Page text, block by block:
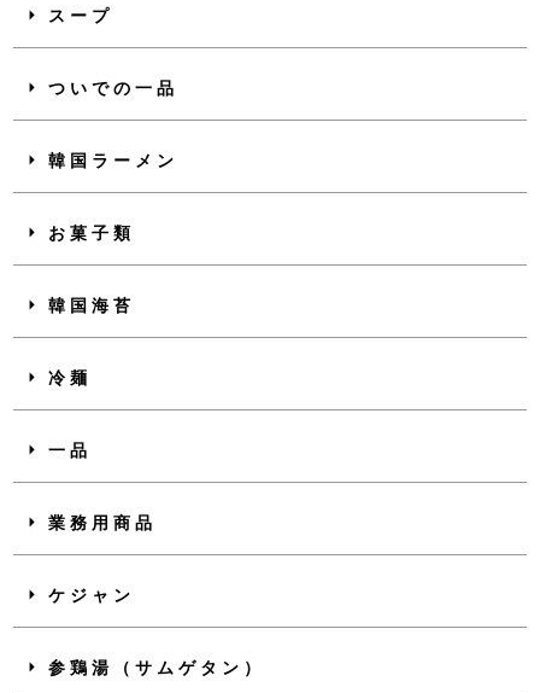
スープ
ついでの一品
韓国ラーメン
お菓子類
韓国海苔
冷麺
一品
業務用商品
ケジャン
参鶏湯（サムゲタン）